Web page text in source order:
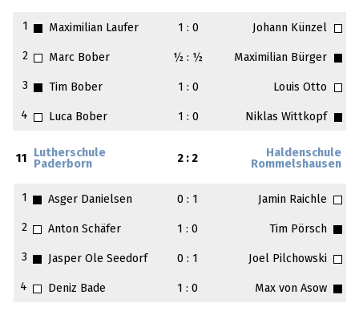
1 Maximilian Laufer 1 : 0 Johann Künzel
2 Marc Bober ½ : ½ Maximilian Bürger
3 Tim Bober 1 : 0 Louis Otto
4 Luca Bober 1 : 0 Niklas Wittkopf
11
Lutherschule
Paderborn
2 : 2
Haldenschule
Rommelshausen
1 Asger Danielsen 0 : 1 Jamin Raichle
2 Anton Schäfer 1 : 0 Tim Pörsch
3 Jasper Ole Seedorf 0 : 1 Joel Pilchowski
4 Deniz Bade 1 : 0 Max von Asow